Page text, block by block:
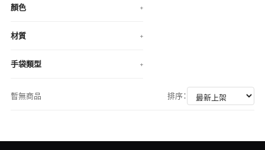
顏色 +
材質 +
手袋類型 +
暫無商品 排序：